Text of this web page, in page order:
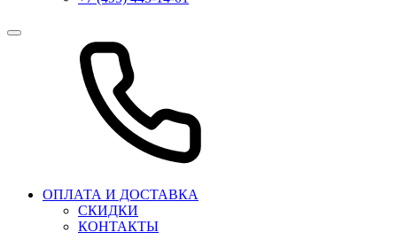
ОПЛАТА И ДОСТАВКА
СКИДКИ
КОНТАКТЫ